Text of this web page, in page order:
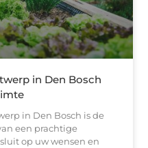
in Den Bosch
in Den Bosch is de
een prachtige
op uw wensen en